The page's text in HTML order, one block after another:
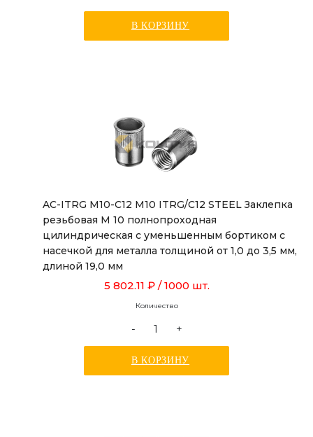
В КОРЗИНУ
AC-ITRG M10-C12 M10 ITRG/C12 STEEL Заклепка
резьбовая М 10 полнопроходная
цилиндрическая с уменьшенным бортиком с
насечкой для металла толщиной от 1,0 до 3,5 мм,
длиной 19,0 мм
5 802.11 ₽ / 1000 шт.
Количество
- +
В КОРЗИНУ